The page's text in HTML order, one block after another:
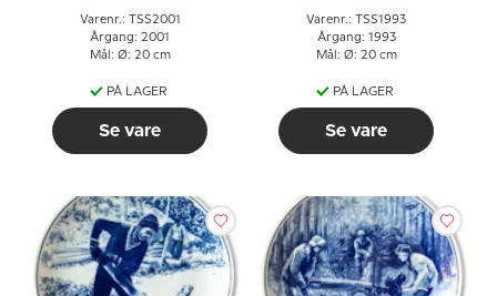
Varenr.: TSS2001
Årgang: 2001
Mål: Ø: 20 cm
PÅ LAGER
Se vare
Varenr.: TSS1993
Årgang: 1993
Mål: Ø: 20 cm
PÅ LAGER
Se vare